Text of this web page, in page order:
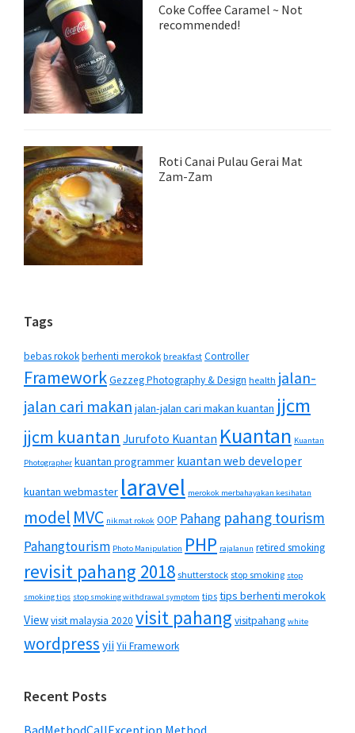
Coke Coffee Caramel ~ Not
recommended!
Roti Canai Pulau Gerai Mat
Zam-Zam
Tags
bebas rokokberhenti merokok breakfast Controller
FrameworkGezzeg Photography & Design health jalan-
jalan cari makan jalan-jalan cari makan kuantan jjcm
jjcm kuantan Jurufoto Kuantan Kuantan Kuantan
Photographer kuantan programmer kuantan web developer
kuantan webmaster laravel merokok merbahayakan kesihatan
model MVC nikmat rokok OOP Pahang pahang tourism
Pahangtourism Photo Manipulation PHP rajalanun retired smoking
revisit pahang 2018 shutterstock stop smoking stop
smoking tips stop smoking withdrawal symptom tips tips berhenti merokok
Viewvisit malaysia 2020 visit pahang visitpahang white
wordpress yii Yii Framework
Recent Posts
BadMethodCallException Method